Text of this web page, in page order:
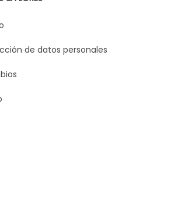
de datos personales